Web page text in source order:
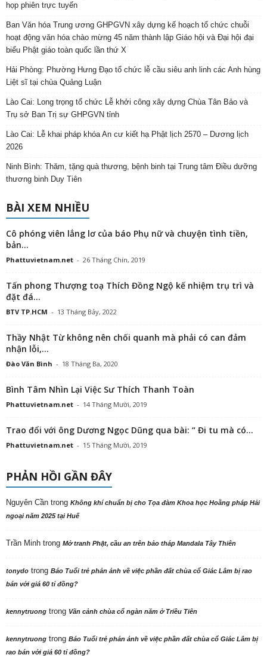
họp phiên trực tuyến
Ban Văn hóa Trung ương GHPGVN xây dựng kế hoạch tổ chức chuỗi
hoạt động văn hóa chào mừng 45 năm thành lập Giáo hội và Đại hội đại
biểu Phật giáo toàn quốc lần thứ X
Hải Phòng: Phường Hưng Đạo tổ chức lễ cầu siêu anh linh các Anh hùng
Liệt sĩ tại chùa Quảng Luận
Lào Cai: Long trọng tổ chức Lễ khởi công xây dựng Chùa Tân Bảo và
Trụ sở Ban Trị sự GHPGVN tỉnh
Lào Cai: Lễ khai pháp khóa An cư kiết hạ Phật lịch 2570 – Dương lịch
2026
Ninh Bình: Thăm, tặng quà thương, bệnh binh tại Trung tâm Điều dưỡng
thương binh Duy Tiên
BÀI XEM NHIỀU
Cô phóng viên lẳng lơ của báo Phụ nữ và chuyện tình tiền,
bản...
Phattuvietnam.net - 26 Tháng Chín, 2019
Tấn phong Thượng toạ Thích Đồng Ngộ kế nhiệm trụ trì và
đặt đá...
BTV TP.HCM - 13 Tháng Bảy, 2022
Thầy Nhật Từ không nên chối quanh mà phải có can đảm
nhận lỗi,...
Đào Văn Bình - 18 Tháng Ba, 2020
Bình Tâm Nhìn Lại Việc Sư Thích Thanh Toàn
Phattuvietnam.net - 14 Tháng Mười, 2019
Trao đổi với ông Dương Ngọc Dũng qua bài: “ Đi tu mà có...
Phattuvietnam.net - 15 Tháng Mười, 2019
PHẢN HỒI GẦN ĐÂY
Nguyên Cần trong Không khí chuẩn bị cho Tọa đàm Khoa học Hoằng pháp Hải
ngoại năm 2025 tại Huế
Trần Minh trong Mở tranh Phật, cầu an trên bảo tháp Mandala Tây Thiên
tonydo trong Báo Tuổi trẻ phản ảnh về việc phần đất chùa cổ Giác Lâm bị rao
bán với giá 60 tỉ đồng?
kennytruong trong Vãn cảnh chùa cổ ngàn năm ở Triều Tiên
kennytruong trong Báo Tuổi trẻ phản ảnh về việc phần đất chùa cổ Giác Lâm bị
rao bán với giá 60 tỉ đồng?